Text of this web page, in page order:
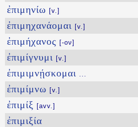
ἐπιμηνίω [v.]
ἐπιμηχανάομαι [v.]
ἐπιμήχανος [-ον]
ἐπιμίγνυμι [v.]
ἐπιμιμνῄσκομαι ...
ἐπιμίμνω [v.]
ἐπιμίξ [avv.]
ἐπιμιξία